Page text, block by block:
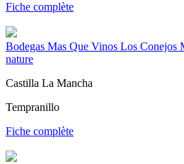
Fiche complète
Bodegas Mas Que Vinos Los Conejos
nature
Castilla La Mancha
Tempranillo
Fiche complète